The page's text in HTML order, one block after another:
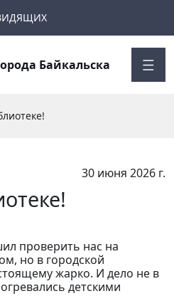
30 июня 2026 г.
проверить нас на
но в городской
жарко. И дело не в
детскими
Найти
Байкальска